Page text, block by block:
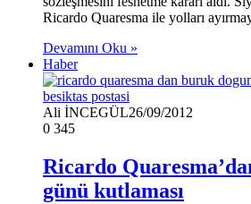
Ricardo Quaresma ile yolları
Devamını Oku »
Haber
Ali İNCEGÜL26/09/2012
0 345
Ricardo
günü kutlaması